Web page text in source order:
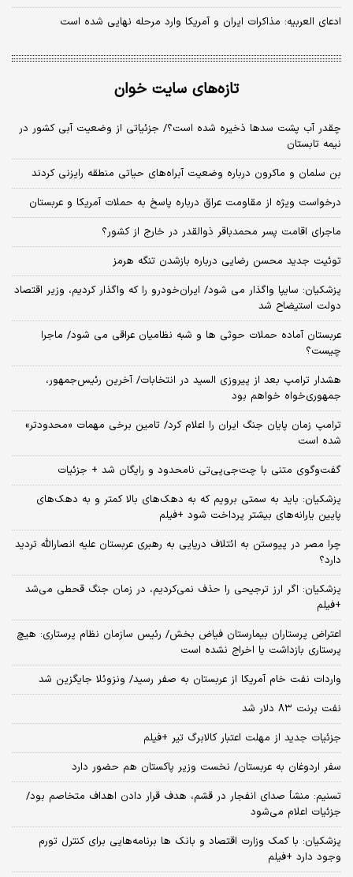
ادعای العربیه: مذاکرات ایران و آمریکا وارد مرحله نهایی شده است
تازه‌های سایت خوان
چقدر آب پشت سدها ذخیره شده است؟/ جزئیاتی از وضعیت آبی کشور در
نیمه تابستان
بن سلمان و ماکرون درباره وضعیت آبراه‌های حیاتی منطقه رایزنی کردند
درخواست ویژه از مقاومت عراق درباره پاسخ به حملات آمریکا و عربستان
ماجرای اقامت پسر محمدباقر ذوالقدر در خارج از کشور؟
توئیت جدید محسن رضایی درباره بازشدن تنگه هرمز
پزشکیان: سایپا واگذار می شود/ ایران‌خودرو را که واگذار کردیم، وزیر اقتصاد
دولت استیضاح شد
عربستان آماده حملات حوثی ها و شبه نظامیان عراقی می شود/ ماجرا
چیست؟
هشدار ترامپ بعد از پیروزی السید در انتخابات/ آخرین رئیس‌جمهور،
جمهوری‌خواه خواهم بود
ترامپ زمان پایان جنگ ایران را اعلام کرد/ تامین برخی مهمات «محدودتر»
شده است
گفت‌وگوی متنی با چت‌جی‌پی‌تی نامحدود و رایگان شد + جزئیات
پزشکیان: باید به سمتی برویم که به دهک‌های بالا کمتر و به دهک‌های
پایین یارانه‌های بیشتر پرداخت شود +فیلم
چرا مصر در پیوستن به ائتلاف دریایی به رهبری عربستان علیه انصارالله تردید
دارد؟
پزشکیان: اگر ارز ترجیحی را حذف نمی‌کردیم، در زمان جنگ قحطی می‌شد
+فیلم
اعتراض پرستاران بیمارستان فیاض بخش/ رئیس سازمان نظام پرستاری: هیچ
پرستاری بازداشت یا اخراج نشده است
واردات نفت خام آمریکا از عربستان به صفر رسید/ ونزوئلا جایگزین شد
نفت برنت ۸۳ دلار شد
جزئیات جدید از مهلت اعتبار کالابرگ تیر +فیلم
سفر اردوغان به عربستان/ نخست وزیر پاکستان هم حضور دارد
تسنیم: منشأ صدای انفجار در قشم، هدف قرار دادن اهداف متخاصم بود/
جزئیات اعلام می‌شود
پزشکیان: با کمک وزارت اقتصاد و بانک ها برنامه‌هایی برای کنترل تورم
وجود دارد +فیلم